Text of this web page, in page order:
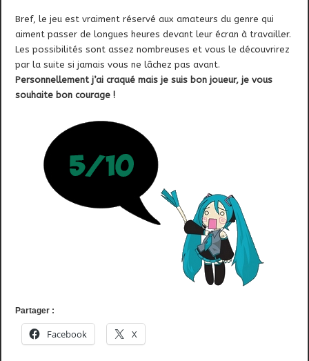
Bref, le jeu est vraiment réservé aux amateurs du genre qui
aiment passer de longues heures devant leur écran à travailler.
Les possibilités sont assez nombreuses et vous le découvrirez
par la suite si jamais vous ne lâchez pas avant.
Personnellement j’ai craqué mais je suis bon joueur, je vous
souhaite bon courage !
Partager :
Facebook X